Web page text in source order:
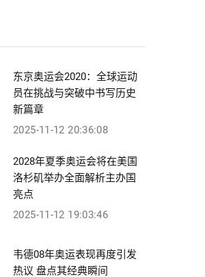
东京奥运会2020：全球运动
员在挑战与突破中书写历史
新篇章
2025-11-12 20:36:08
2028年夏季奥运会将在美国
洛杉矶举办全面解析主办国
亮点
2025-11-12 19:03:46
韦德08年奥运表现再度引发
热议 盘点其经典瞬间